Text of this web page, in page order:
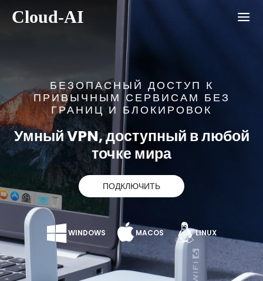
Cloud-AI
БЕЗОПАСНЫЙ ДОСТУП К
ПРИВЫЧНЫМ СЕРВИСАМ БЕЗ
ГРАНИЦ И БЛОКИРОВОК
Умный VPN, доступный в любой
точке мира
ПОДКЛЮЧИТЬ
WINDOWS MACOS LINUX